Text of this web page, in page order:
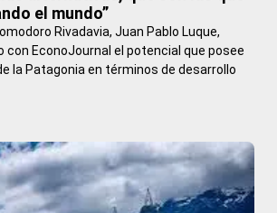
el mundo”
Rivadavia, Juan Pablo Luque,
con EconoJournal el potencial que posee
la Patagonia en términos de desarrollo